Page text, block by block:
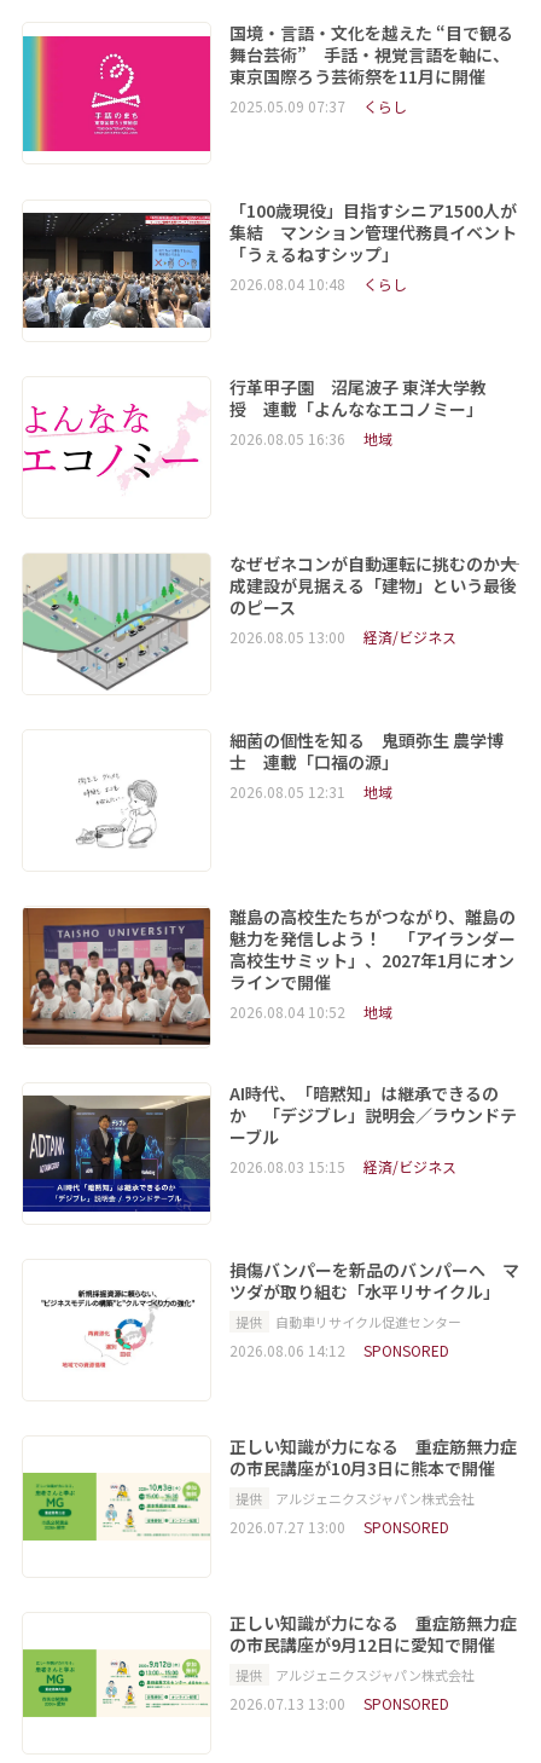
国境・言語・文化を越えた “目で観る
舞台芸術” 手話・視覚言語を軸に、
東京国際ろう芸術祭を11月に開催
2025.05.09 07:37 くらし
「100歳現役」目指すシニア1500人が
集結 マンション管理代務員イベント
「うぇるねすシップ」
2026.08.04 10:48 くらし
行革甲子園 沼尾波子 東洋大学教
授 連載「よんななエコノミー」
2026.08.05 16:36 地域
なぜゼネコンが自動運転に挑むのか――大
成建設が見据える「建物」という最後
のピース
2026.08.05 13:00 経済/ビジネス
細菌の個性を知る 鬼頭弥生 農学博
士 連載「口福の源」
2026.08.05 12:31 地域
離島の高校生たちがつながり、離島の
魅力を発信しよう！ 「アイランダー
高校生サミット」、2027年1月にオン
ラインで開催
2026.08.04 10:52 地域
AI時代、「暗黙知」は継承できるの
か 「デジブレ」説明会／ラウンドテ
ーブル
2026.08.03 15:15 経済/ビジネス
損傷バンパーを新品のバンパーへ マ
ツダが取り組む「水平リサイクル」
提供 自動車リサイクル促進センター
2026.08.06 14:12 SPONSORED
正しい知識が力になる 重症筋無力症
の市民講座が10月3日に熊本で開催
提供 アルジェニクスジャパン株式会社
2026.07.27 13:00 SPONSORED
正しい知識が力になる 重症筋無力症
の市民講座が9月12日に愛知で開催
提供 アルジェニクスジャパン株式会社
2026.07.13 13:00 SPONSORED